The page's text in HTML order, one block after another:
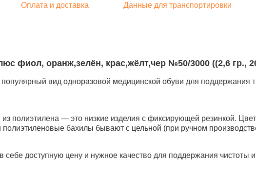
Оплата и доставка Данные для транспортировки
фиол, оранж,зелён, крас,жёлт,чер №50/3000 ((2,6 гр.,
вид одноразовой медицинской обуви для поддержания
полиэтилена — это низкие изделия с фиксирующей резинкой.
полиэтиленовые бахилы бывают с цельной (при ручном
доступную цену и нужное качество для поддержания чистоты и